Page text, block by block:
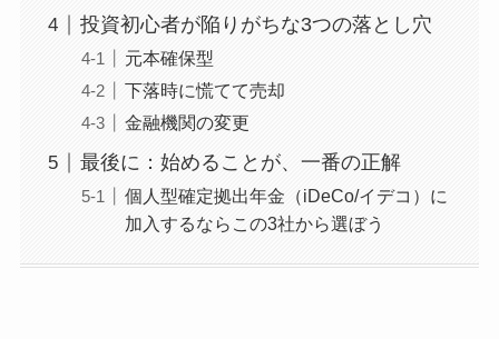
投資初心者が陥りがちな3つの落とし穴
元本確保型
下落時に慌てて売却
金融機関の変更
最後に：始めることが、一番の正解
個人型確定拠出年金（iDeCo/イデコ）に
加入するならこの3社から選ぼう